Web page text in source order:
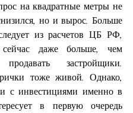
на квадратные метры не
но и вырос. Больше
из расчетов ЦБ РФ,
даже больше, чем
застройщики.
тоже живой. Однако,
с инвестициями именно в
в первую очередь